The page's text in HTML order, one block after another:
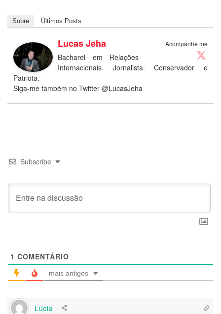
Sobre Últimos Posts
Acompanhe me
Lucas Jeha
Bacharel em Relações
Internacionais. Jornalista. Conservador e
Patriota.
Siga-me também no Twitter @LucasJeha
Subscribe
1 COMENTÁRIO
mais antigos
Lúcia